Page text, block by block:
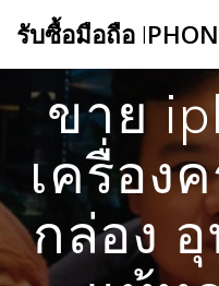
รับซื้อมือถือ I
ขาย
เครื่อง
กล่อง